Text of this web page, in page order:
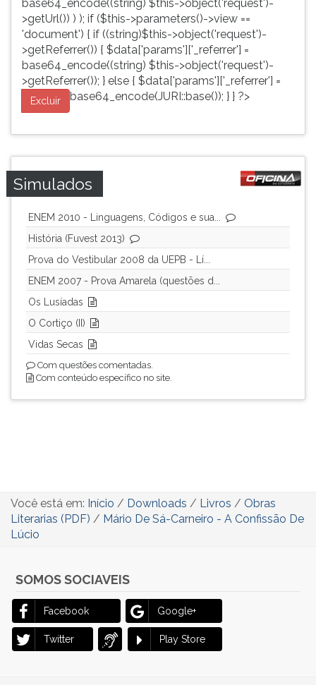
base64_encode((string) $this->object('request')-
>getUrl()) ) ); if ($this->parameters()->view ==
'document') { if ((string)$this->object('request')-
>getReferrer()) { $data['params']['_referrer'] =
base64_encode((string) $this->object('request')-
>getReferrer()); } else { $data['params']['_referrer'] =
base64_encode(JURI::base()); } } ?>
Excluir
Simulados
ENEM 2010 - Linguagens, Códigos e sua...
História (Fuvest 2013)
Prova do Vestibular 2008 da UEPB - Lí...
ENEM 2007 - Prova Amarela (questões d...
Os Lusíadas
O Cortiço (II)
Vidas Secas
Com questões comentadas.
Com conteúdo específico no site.
Você está em: Início / Downloads / Livros / Obras
Literarias (PDF) / Mário De Sá-Carneiro - A Confissão De
Lúcio
SOMOS SOCIAVEIS
Facebook Google+
Twitter Play Store